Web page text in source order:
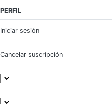
PERFIL
Iniciar sesión
Cancelar suscripción